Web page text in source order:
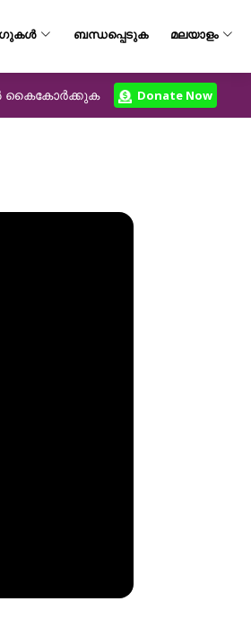
ബന്ധപ്പെടുക മലയാളം
കൈകോർക്കുക Donate Now